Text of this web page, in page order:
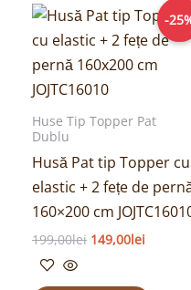
-
Huse Tip Topper Pat
Dublu
Husă Pat tip Topper cu
elastic + 2 fețe de
160×200 cm
199,00lei
Prețul
inițial
a
fost:
199,00lei.
149,00lei
Prețul
curent
este: